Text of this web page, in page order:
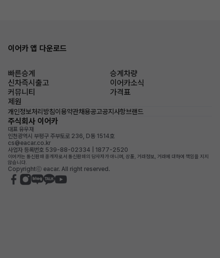
이어카 앱 다운로드
빠른승계
승계차량
신차즉시출고
이어카소식
커뮤니티
가격표
제원
개인정보처리방침이용약관채용공고공지사항브랜드
주식회사 이어카
대표 유우재
인천광역시 부평구 주부토로 236, D동 1514호
cs@eacar.co.kr
사업자 등록번호 539-88-02334 | 1877-2520
이어카는 통신판매 중개자로서 통신판매의 당사자가 아니며, 상품, 거래정보, 거래에 대하여 책임을 지지
않습니다.
Copyrightⓒ eacar. All right reserved.